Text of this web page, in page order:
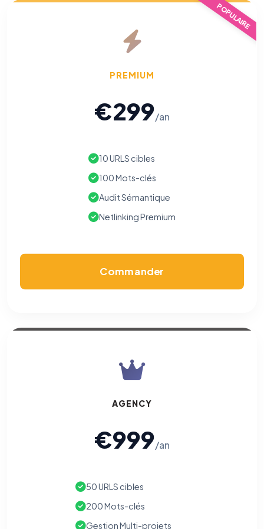
POPULAIRE
PREMIUM
€299/an
10 URLS cibles
100 Mots-clés
Audit Sémantique
Netlinking Premium
Commander
AGENCY
€999/an
50 URLS cibles
200 Mots-clés
Gestion Multi-projets